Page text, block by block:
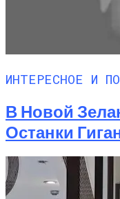
ИНТЕРЕСНОЕ И
В Новой
Останки